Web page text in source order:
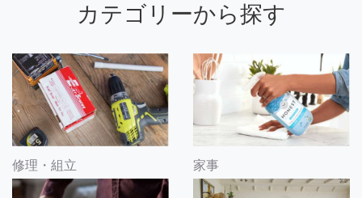
カテゴリーから探す
修理・組立 家事